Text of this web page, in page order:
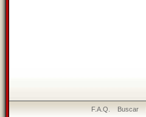
F.A.Q. Buscar